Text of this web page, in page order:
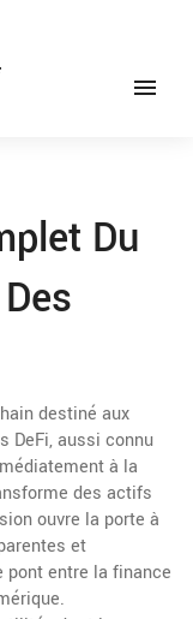
Du
destiné aux
DeFi, aussi connu
à la
des actifs
ouvre la porte à
et
pont entre la finance